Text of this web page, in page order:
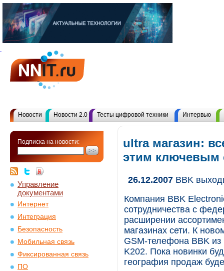
Новости Новости 2.0 Тесты цифровой техники Интервью
Подписка на новости:
Управление
документами
Интернет
Интеграция
Безопасность
Мобильная связь
Фиксированная связь
ПО
ultra магазин:
этим ключевым
26.12.2007 BBK
Компания BBK
сотрудничества с
расширении
магазинах сети. К
GSM-телефона BBK
K202. Пока новинки
география продаж